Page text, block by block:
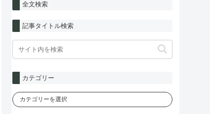
全文検索
記事タイトル検索
カテゴリー